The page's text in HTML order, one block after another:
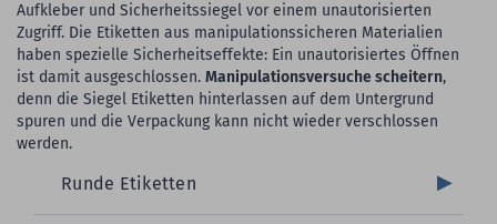
Aufkleber und Sicherheitssiegel vor einem unautorisierten
Zugriff. Die Etiketten aus manipulationssicheren Materialien
haben spezielle Sicherheitseffekte: Ein unautorisiertes Öffnen
ist damit ausgeschlossen. Manipulationsversuche scheitern,
denn die Siegel Etiketten hinterlassen auf dem Untergrund
spuren und die Verpackung kann nicht wieder verschlossen
werden.
Runde Etiketten